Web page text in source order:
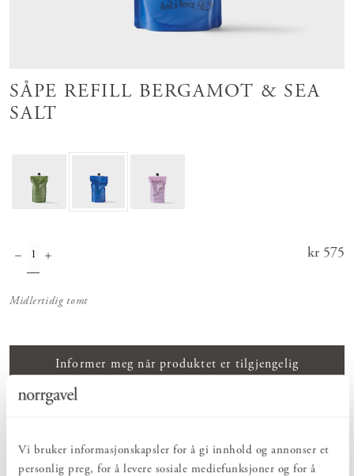
Vi bruker informasjonskapsler for å gi innhold og annonser et
personlig preg, for å levere sosiale mediefunksjoner og for å
SÅPE REFILL BERGAMOT & SEA
SALT
Pris:
kr 575
Midlertidig tomt
Informer meg når produktet er tilgjengelig
RENT INNHOLD
Nøye utvalgte ingredienser som inngår i det naturlige kretsløpet - for